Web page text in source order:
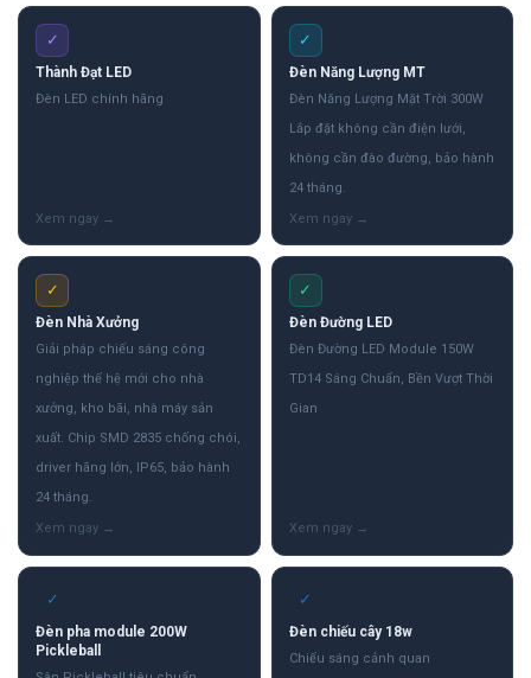
✓
Thành Đạt LED
Đèn LED chính hãng
✓
Đèn Năng Lượng MT
Đèn Năng Lượng Mặt Trời 300W
Lắp đặt không cần điện lưới,
không cần đào đường, bảo hành
24 tháng.
✓
Đèn Nhà Xưởng
Giải pháp chiếu sáng công
nghiệp thế hệ mới cho nhà
xưởng, kho bãi, nhà máy sản
xuất. Chip SMD 2835 chống chói,
driver hãng lớn, IP65, bảo hành
24 tháng.
✓
Đèn Đường LED
Đèn Đường LED Module 150W
TD14 Sáng Chuẩn, Bền Vượt Thời
Gian
✓
Đèn pha module 200W
Pickleball
✓
Đèn chiếu cây 18w
Chiếu sáng cảnh quan